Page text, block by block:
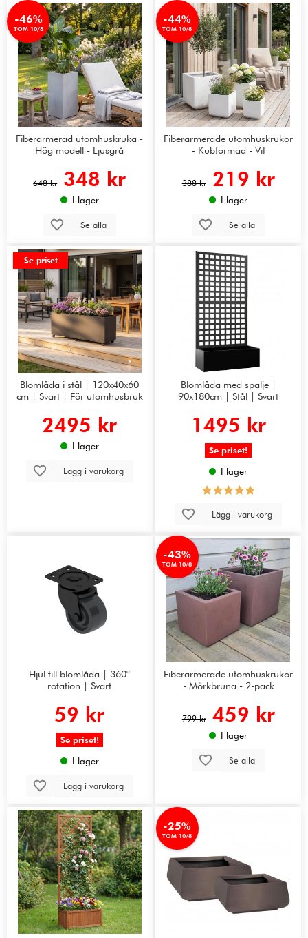
-46%
TOM 10/8
Fiberarmerad utomhuskruka -
Hög modell - Ljusgrå
648 kr 348 kr
I lager
Se alla
-44%
TOM 10/8
Fiberarmerade utomhuskrukor
- Kubformad - Vit
388 kr 219 kr
I lager
Se alla
Se priset
Blomlåda i stål | 120x40x60
cm | Svart | För utomhusbruk
2495 kr
I lager
Lägg i varukorg
Blomlåda med spalje |
90x180cm | Stål | Svart
1495 kr
Se priset!
I lager
Lägg i varukorg
Hjul till blomlåda | 360°
rotation | Svart
59 kr
Se priset!
I lager
Lägg i varukorg
-43%
TOM 10/8
Fiberarmerade utomhuskrukor
- Mörkbruna - 2-pack
799 kr 459 kr
I lager
Se alla
-25%
TOM 10/8